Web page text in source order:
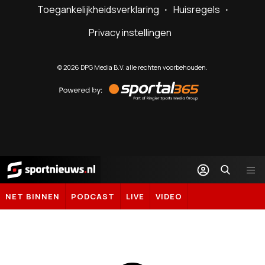
Toegankelijkheidsverklaring
Huisregels
Privacy instellingen
©2026 DPG Media B.V. alle rechten voorbehouden.
by
Sportal365
Sportnieuws.nl
NET BINNEN PODCAST LIVE VIDEO